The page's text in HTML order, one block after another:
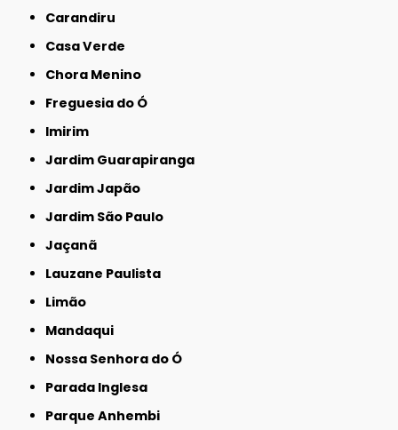
Carandiru
Casa Verde
Chora Menino
Freguesia do Ó
Imirim
Jardim Guarapiranga
Jardim Japão
Jardim São Paulo
Jaçanã
Lauzane Paulista
Limão
Mandaqui
Nossa Senhora do Ó
Parada Inglesa
Parque Anhembi